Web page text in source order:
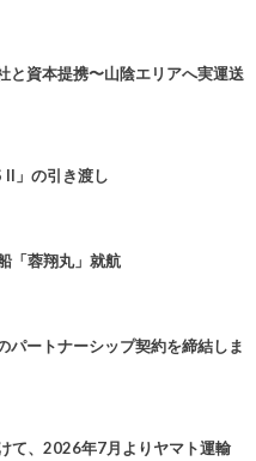
資本提携〜山陰エリアへ実運送
II」の引き渡し
「蓉翔丸」就航
パートナーシップ契約を締結しま
て、2026年7月よりヤマト運輸